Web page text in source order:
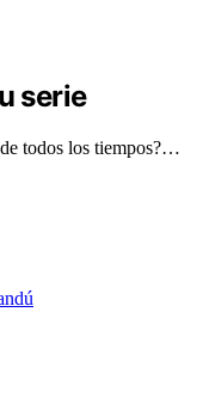
serie
todos los tiempos?…